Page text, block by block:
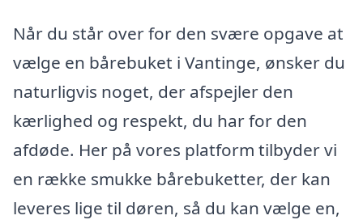
Når du står over for den svære opgave at
vælge en bårebuket i Vantinge, ønsker du
naturligvis noget, der afspejler den
kærlighed og respekt, du har for den
afdøde. Her på vores platform tilbyder vi
en række smukke bårebuketter, der kan
leveres lige til døren, så du kan vælge en,